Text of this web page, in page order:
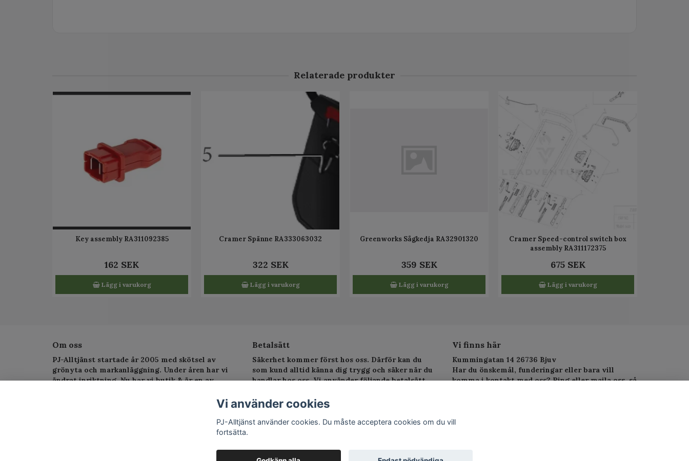
Relaterade produkter
Key assembly RA311092385
162 SEK
Lägg i varukorg
Cramer Spänne RA333063032
322 SEK
Lägg i varukorg
Greenworks Sågkedja RA32901320
359 SEK
Lägg i varukorg
Cramer Speed-control switch box
assembly RA311172375
675 SEK
Lägg i varukorg
Om oss
PJ-Alltjänst startade år 2005 med skötsel av
grönyta och markanläggning. Under åren har vi
ändrat inriktning. Nu har vi butik & är en av
Betalsätt
Säkerhet kommer först hos oss. Därför kan du
som kund alltid känna dig trygg och säker när du
handlar hos oss. Vi använder följande betalsätt.
Vi finns här
Kummingatan 14 26736 Bjuv
Har du önskemål, funderingar eller bara vill
komma i kontakt med oss? Ring eller maila oss, så
Vi använder cookies
PJ-Alltjänst använder cookies. Du måste acceptera cookies om du vill
fortsätta.